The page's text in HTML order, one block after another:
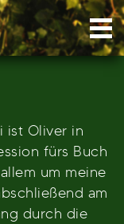
ist Oliver in
fürs Buch
um meine
am
durch die